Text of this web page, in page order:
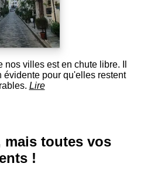
villes est en chute libre. Il
évidente pour qu'elles restent
Lire
mais toutes vos
!